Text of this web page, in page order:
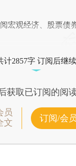
宏观经济、股票债
计2857字 订阅后继
获取已订阅的阅
员
文
订阅/会